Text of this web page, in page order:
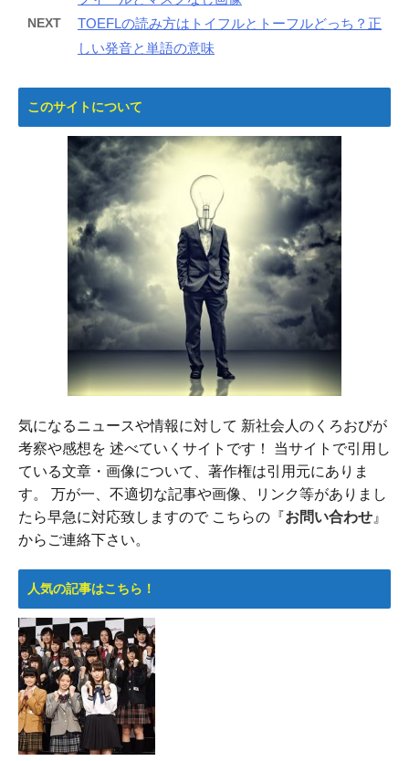
NEXT
TOEFLの読み方はトイフルとトーフルどっち？正
しい発音と単語の意味
このサイトについて
気になるニュースや情報に対して 新社会人のくろおびが
考察や感想を 述べていくサイトです！ 当サイトで引用し
ている文章・画像について、著作権は引用元にありま
す。 万が一、不適切な記事や画像、リンク等がありまし
たら早急に対応致しますので こちらの『お問い合わせ 』
からご連絡下さい。
人気の記事はこちら！